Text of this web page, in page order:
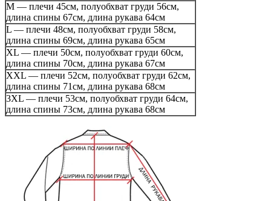
M — плечи 45см, полуобхват груди 56см,
длина спины 67см, длина рукава 64см
L — плечи 48см, полуобхват груди 58см,
длина спины 69см, длина рукава 65см
XL — плечи 50см, полуобхват груди 60см,
длина спины 70см, длина рукава 67см
XXL — плечи 52см, полуобхват груди 62см,
длина спины 71см, длина рукава 68см
3ХL — плечи 53см, полуобхват груди 64см,
длина спины 73см, длина рукава 68см